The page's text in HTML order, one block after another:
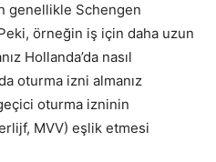
genellikle Schengen
örneğin iş için daha uzun
Hollanda’da nasıl
oturma izni almanız
oturma izninin
MVV) eşlik etmesi